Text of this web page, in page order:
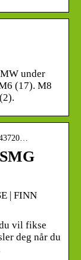
under
(17). M8
| FINN
vil fikse
deg når du